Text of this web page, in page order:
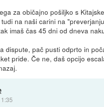
za običajno pošiljko s
na naši carini na
imaš čas 45 dni od dneva
dispute, pač pusti odprto in
pride. Če ne, daš opcijo